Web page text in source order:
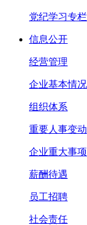
党纪学习专栏
信息公开
经营管理
企业基本情况
组织体系
重要人事变动
企业重大事项
薪酬待遇
员工招聘
社会责任